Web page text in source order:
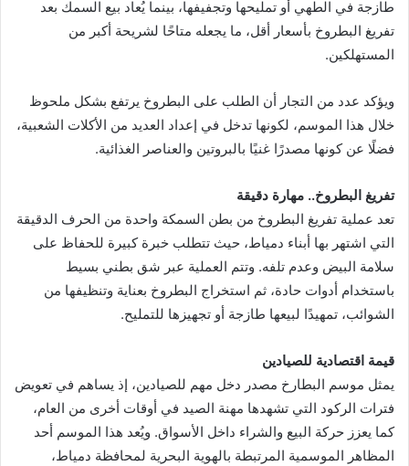
طازجة في الطهي أو تمليحها وتجفيفها، بينما يُعاد بيع السمك بعد
تفريغ البطروخ بأسعار أقل، ما يجعله متاحًا لشريحة أكبر من
المستهلكين.
ويؤكد عدد من التجار أن الطلب على البطروخ يرتفع بشكل ملحوظ
خلال هذا الموسم، لكونها تدخل في إعداد العديد من الأكلات الشعبية،
فضلًا عن كونها مصدرًا غنيًا بالبروتين والعناصر الغذائية.
تفريغ البطروخ.. مهارة دقيقة
تعد عملية تفريغ البطروخ من بطن السمكة واحدة من الحرف الدقيقة
التي اشتهر بها أبناء دمياط، حيث تتطلب خبرة كبيرة للحفاظ على
سلامة البيض وعدم تلفه. وتتم العملية عبر شق بطني بسيط
باستخدام أدوات حادة، ثم استخراج البطروخ بعناية وتنظيفها من
الشوائب، تمهيدًا لبيعها طازجة أو تجهيزها للتمليح.
قيمة اقتصادية للصيادين
يمثل موسم البطارخ مصدر دخل مهم للصيادين، إذ يساهم في تعويض
فترات الركود التي تشهدها مهنة الصيد في أوقات أخرى من العام،
كما يعزز حركة البيع والشراء داخل الأسواق. ويُعد هذا الموسم أحد
المظاهر الموسمية المرتبطة بالهوية البحرية لمحافظة دمياط،